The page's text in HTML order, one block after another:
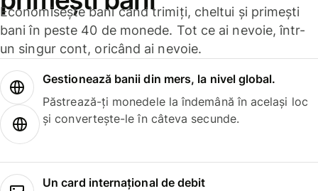
Economisește bani când trimiți, cheltui și primești
bani în peste 40 de monede. Tot ce ai nevoie, într-
un singur cont, oricând ai nevoie.
Gestionează banii din mers, la nivel global.
Păstrează-ți monedele la îndemână în același loc
și convertește-le în câteva secunde.
Un card internațional de debit